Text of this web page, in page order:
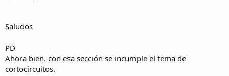
Saludos
PD
Ahora bien. con esa sección se incumple el tema de
cortocircuitos.